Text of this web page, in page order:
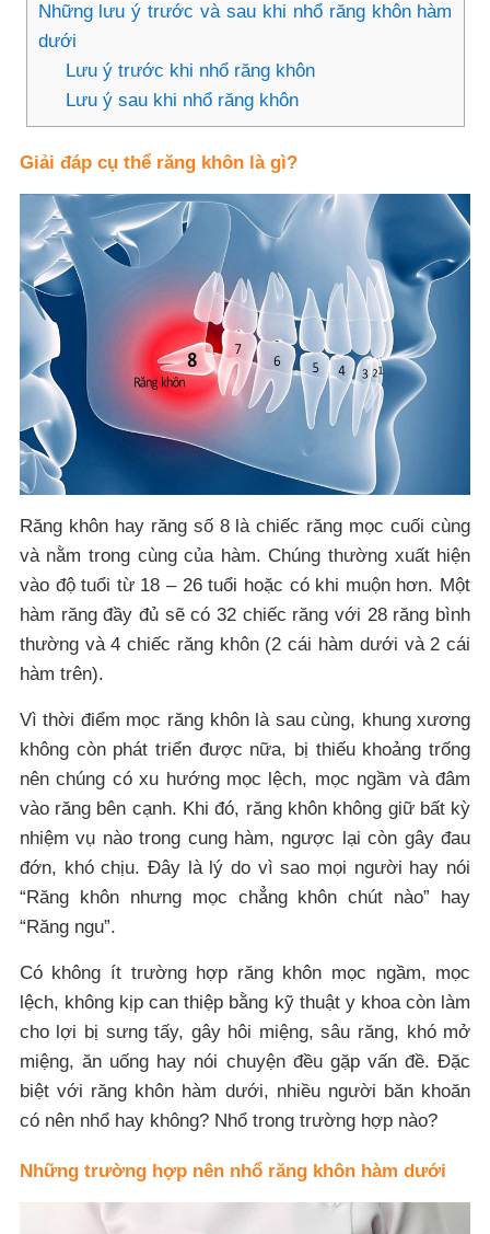
Những lưu ý trước và sau khi nhổ răng khôn hàm
dưới
Lưu ý trước khi nhổ răng khôn
Lưu ý sau khi nhổ răng khôn
Giải đáp cụ thể răng khôn là gì?
Răng khôn hay răng số 8 là chiếc răng mọc cuối cùng
và nằm trong cùng của hàm. Chúng thường xuất hiện
vào độ tuổi từ 18 – 26 tuổi hoặc có khi muộn hơn. Một
hàm răng đầy đủ sẽ có 32 chiếc răng với 28 răng bình
thường và 4 chiếc răng khôn (2 cái hàm dưới và 2 cái
hàm trên).
Vì thời điểm mọc răng khôn là sau cùng, khung xương
không còn phát triển được nữa, bị thiếu khoảng trống
nên chúng có xu hướng mọc lệch, mọc ngầm và đâm
vào răng bên cạnh. Khi đó, răng khôn không giữ bất kỳ
nhiệm vụ nào trong cung hàm, ngược lại còn gây đau
đớn, khó chịu. Đây là lý do vì sao mọi người hay nói
“Răng khôn nhưng mọc chẳng khôn chút nào” hay
“Răng ngu”.
Có không ít trường hợp răng khôn mọc ngầm, mọc
lệch, không kịp can thiệp bằng kỹ thuật y khoa còn làm
cho lợi bị sưng tấy, gây hôi miệng, sâu răng, khó mở
miệng, ăn uống hay nói chuyện đều gặp vấn đề. Đặc
biệt với răng khôn hàm dưới, nhiều người băn khoăn
có nên nhổ hay không? Nhổ trong trường hợp nào?
Những trường hợp nên nhổ răng khôn hàm dưới